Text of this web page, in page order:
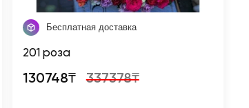
Бесплатная доставка
201 роза
130748₸ 337378₸